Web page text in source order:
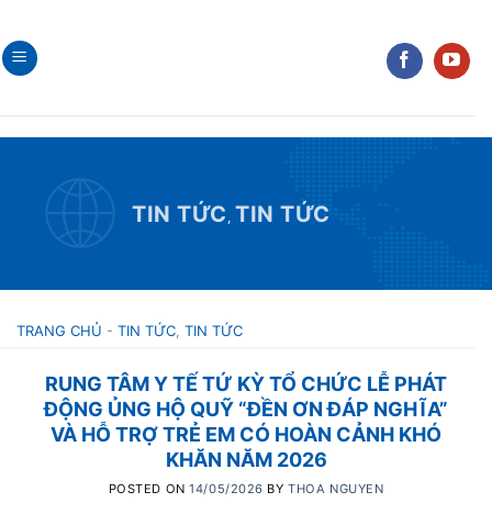
to
content
TIN TỨC , TIN TỨC
TRANG CHỦ - TIN TỨC TIN TỨC
RUNG TÂM Y TẾ TỨ KỲ TỔ CHỨC LỄ PHÁT
ĐỘNG ỦNG HỘ QUỸ “ĐỀN ƠN ĐÁP NGHĨA”
VÀ HỖ TRỢ TRẺ EM CÓ HOÀN CẢNH KHÓ
KHĂN NĂM 2026
POSTED ON14/05/2026 BYTHOA NGUYEN